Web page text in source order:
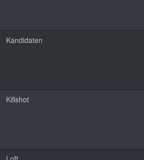
Kandidaten
Killshot